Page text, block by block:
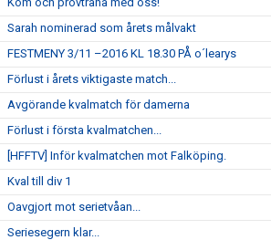
Sarah nominerad som årets målvakt
FESTMENY 3/11 –2016 KL 18.30 PÅ o´learys
Förlust i årets viktigaste match...
Avgörande kvalmatch för damerna
Förlust i första kvalmatchen...
[HFFTV] Inför kvalmatchen mot Falköping.
Kval till div 1
Oavgjort mot serietvåan...
Seriesegern klar...